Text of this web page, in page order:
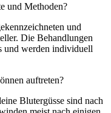
und Methoden?
und
Die Behandlungen
und werden individuell
auftreten?
Blutergüsse sind nach